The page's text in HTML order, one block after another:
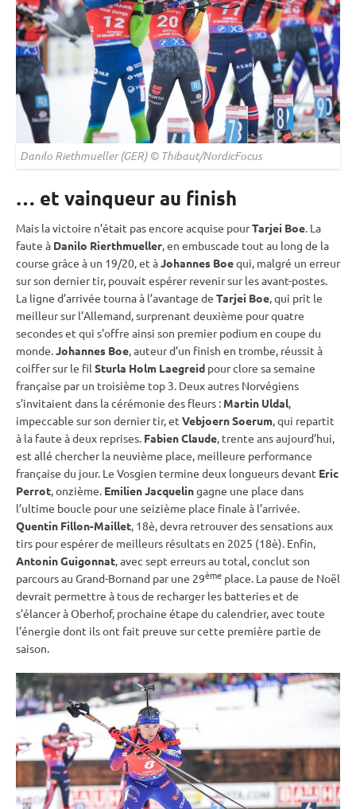
Danilo Riethmueller (GER) © Thibaut/NordicFocus
… et vainqueur au finish
Mais la victoire n’était pas encore acquise pourTarjei Boe. La
faute à Danilo Rierthmueller, en embuscade tout au long de la
course grâce à un 19/20, et àJohannes Boequi, malgré un erreur
sur son dernier tir, pouvait espérer revenir sur les avant-postes.
La ligne d’arrivée tourna à l’avantage de Tarjei Boe, qui prit le
meilleur sur l’Allemand, surprenant deuxième pour quatre
secondes et qui s’offre ainsi son premier podium en coupe du
monde.Johannes Boe, auteur d’un finish en trombe, réussit à
coiffer sur le fil Sturla Holm Laegreid pour clore sa semaine
française par un troisième top 3. Deux autres Norvégiens
s’invitaient dans la cérémonie des fleurs : Martin Uldal,
impeccable sur son dernier tir, et Vebjoern Soerum, qui repartit
à la faute à deux reprises. Fabien Claude, trente ans aujourd’hui,
est allé chercher la neuvième place, meilleure performance
française du jour. Le Vosgien termine deux longueurs devant Eric
Perrot, onzième. Emilien Jacquelingagne une place dans
l’ultime boucle pour une seizième place finale à l’arrivée.
Quentin Fillon-Maillet, 18è, devra retrouver des sensations aux
tirs pour espérer de meilleurs résultats en 2025 (18è). Enfin,
Antonin Guigonnat, avec sept erreurs au total, conclut son
parcours au Grand-Bornand par une 29ème place. La pause de Noël
devrait permettre à tous de recharger les batteries et de
s’élancer àOberhof, prochaine étape du calendrier, avec toute
l’énergie dont ils ont fait preuve sur cette première partie de
saison.